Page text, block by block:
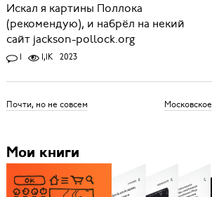
Искал я картины Поллока
(рекомендую), и набрёл на некий
сайт jackson-pollock.org
1 1,1K 2023
Почти, но не совсем
Мои книги